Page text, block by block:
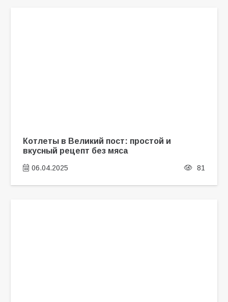
Котлеты в Великий пост: простой и
вкусный рецепт без мяса
06.04.2025 81